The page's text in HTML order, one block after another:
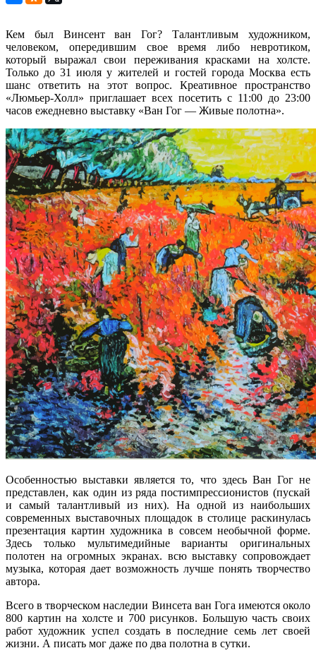
Кем был Винсент ван Гог? Талантливым художником,
человеком, опередившим свое время либо невротиком,
который выражал свои переживания красками на холсте.
Только до 31 июля у жителей и гостей города Москва есть
шанс ответить на этот вопрос. Креативное пространство
«Люмьер-Холл» приглашает всех посетить с 11:00 до 23:00
часов ежедневно выставку «Ван Гог — Живые полотна».
Особенностью выставки является то, что здесь Ван Гог не
представлен, как один из ряда постимпрессионистов (пускай
и самый талантливый из них). На одной из наибольших
современных выставочных площадок в столице раскинулась
презентация картин художника в совсем необычной форме.
Здесь только мультимедийные варианты оригинальных
полотен на огромных экранах. всю выставку сопровождает
музыка, которая дает возможность лучше понять творчество
автора.
Всего в творческом наследии Винсета ван Гога имеются около
800 картин на холсте и 700 рисунков. Большую часть своих
работ художник успел создать в последние семь лет своей
жизни. А писать мог даже по два полотна в сутки.